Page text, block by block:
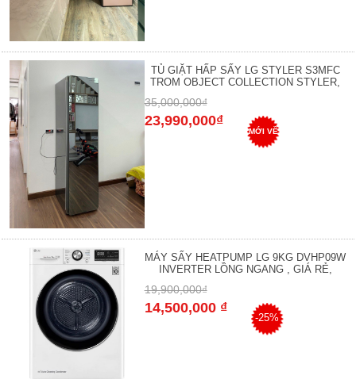
TỦ GIẶT HẤP SẤY LG STYLER S3MFC
TROM OBJECT COLLECTION STYLER,
35,000,000₫
23,990,000₫
MỚI VỀ
MÁY SẤY HEATPUMP LG 9KG DVHP09W
INVERTER LỒNG NGANG , GIÁ RẺ,
19,900,000₫
14,500,000 ₫
-25%